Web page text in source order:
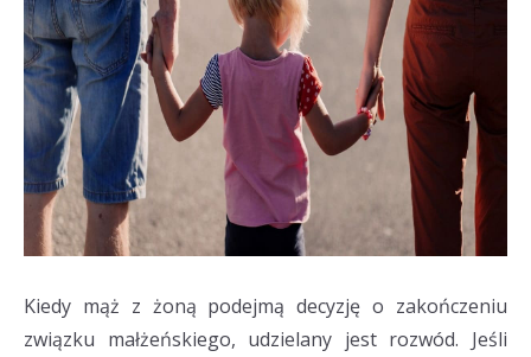
Kiedy mąż z żoną podejmą decyzję o zakończeniu
związku małżeńskiego, udzielany jest rozwód. Jeśli